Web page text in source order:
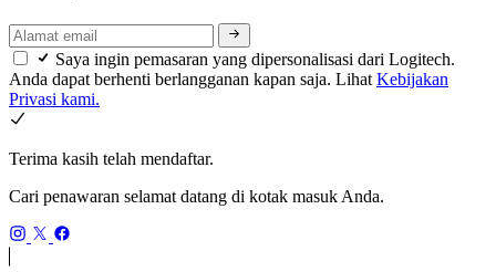
Saya ingin pemasaran yang dipersonalisasi dari Logitech.
Anda dapat berhenti berlangganan kapan saja. Lihat Kebijakan
Privasi kami.
Terima kasih telah mendaftar.
Cari penawaran selamat datang di kotak masuk Anda.